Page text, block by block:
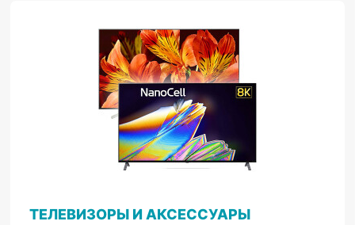
ТЕЛЕВИЗОРЫ И АКСЕССУАРЫ